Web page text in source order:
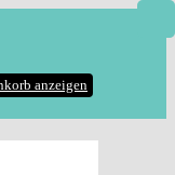
anzeigen